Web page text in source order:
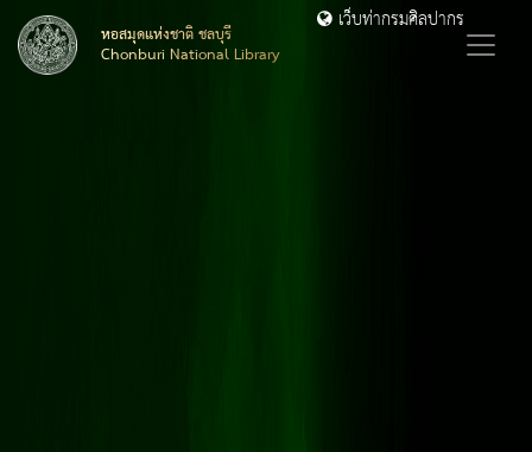
หอสมุดแห่งชาติ ชลบุรี
Chonburi National Library
เว็บท่ากรมศิลปากร